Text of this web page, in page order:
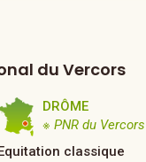
du Vercors
DRÔME
※ PNR du Vercors
classique